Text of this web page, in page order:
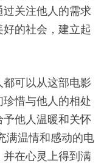
关注他人的需求
的社会，建立起
可以从这部电影
惜与他人的相处
他人温暖和关怀
满温情和感动的电
在心灵上得到满